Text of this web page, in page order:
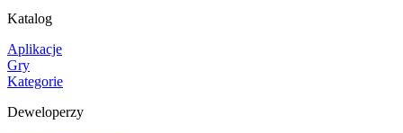
Katalog
Aplikacje
Gry
Kategorie
Deweloperzy